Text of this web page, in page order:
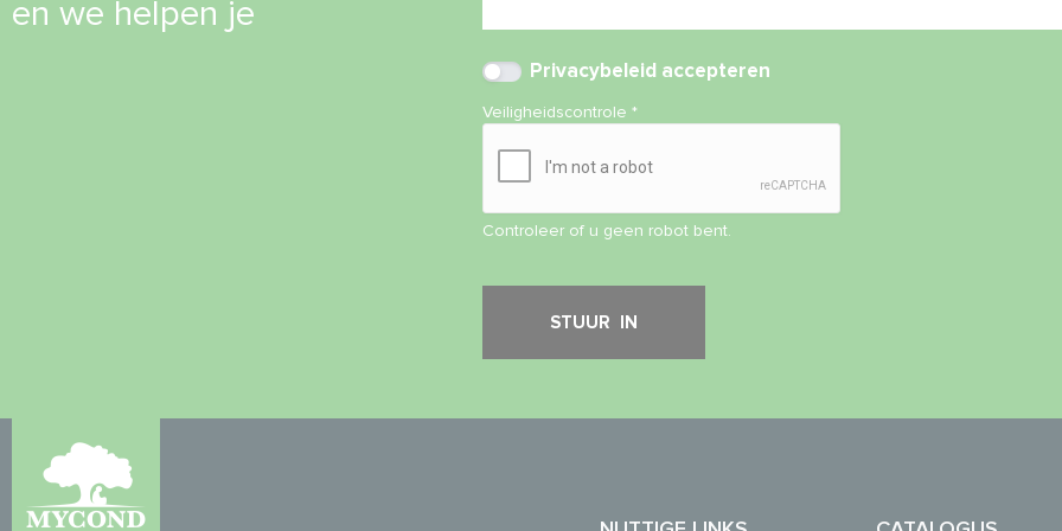
en we helpen je
Privacybeleid accepteren
Veiligheidscontrole*
Controleer of u geen robot bent.